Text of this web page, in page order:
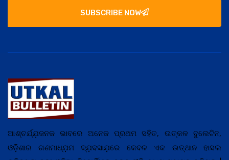
SUBSCRIBE NOW
ଆଶ୍ଚର୍ଯ୍ଯ଼ଜନକ ଭାବରେ ଅନେକ ପ୍ରଥମ ସହିତ, ଉତ୍କଳ ବୁଲେଟିନ,
ଓଡ଼ିଶାର ଗଣମାଧ୍ଯ଼ମ ବ୍ଯ଼ବସାଯ଼ରେ କେବଳ ଏକ ଉତ୍ଥାନ ହାସଲ